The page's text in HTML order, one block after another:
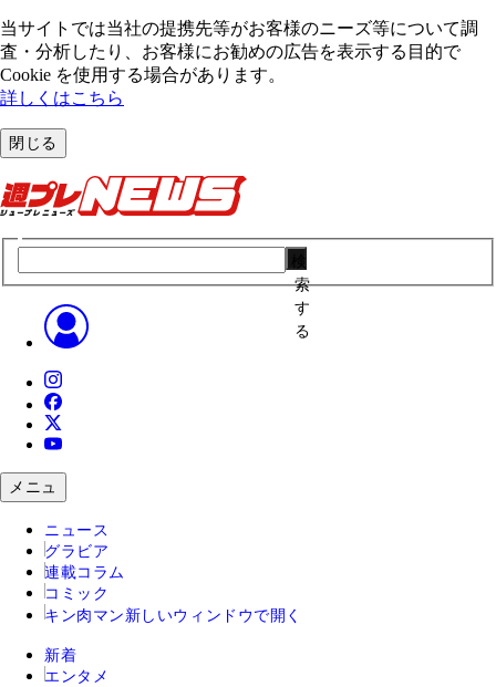
当サイトでは当社の提携先等がお客様のニーズ等について調
査・分析したり、お客様にお勧めの広告を表⽰する⽬的で
Cookie を使⽤する場合があります。
詳しくはこちら
閉じる
索
す
る
メニュ
ニュース
グラビア
連載コラム
コミック
キン肉マン 新しいウィンドウで開く
新着
エンタメ